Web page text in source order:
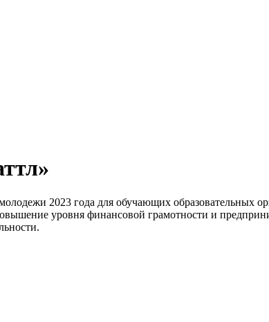
2023 года для обучающих образовательных
уровня финансовой грамотности и